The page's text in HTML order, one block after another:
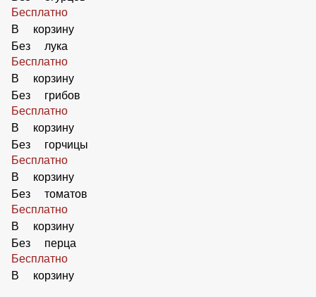
Добавить Ветчину
59 ₽
В корзину
Добавить Ананасы
50 ₽
В корзину
Без оливок
Бесплатно
В корзину
Без маслин
Бесплатно
В корзину